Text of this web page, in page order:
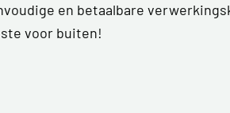
en betaalbare
voor buiten!